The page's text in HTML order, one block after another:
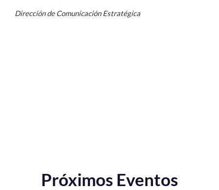
Dirección de Comunicación Estratégica
Próximos Eventos